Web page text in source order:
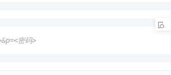
密码>